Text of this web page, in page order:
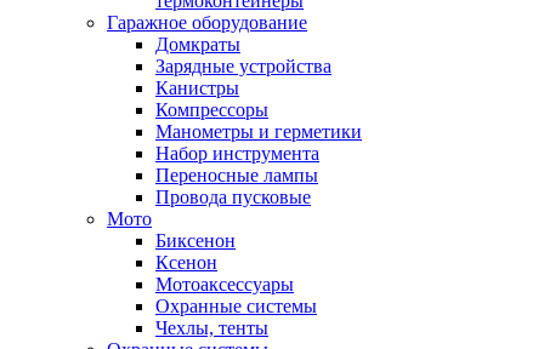
Гаражное оборудование
Домкраты
Зарядные устройства
Канистры
Компрессоры
Манометры и герметики
Набор инструмента
Переносные лампы
Провода пусковые
Мото
Биксенон
Ксенон
Мотоаксессуары
Охранные системы
Чехлы, тенты